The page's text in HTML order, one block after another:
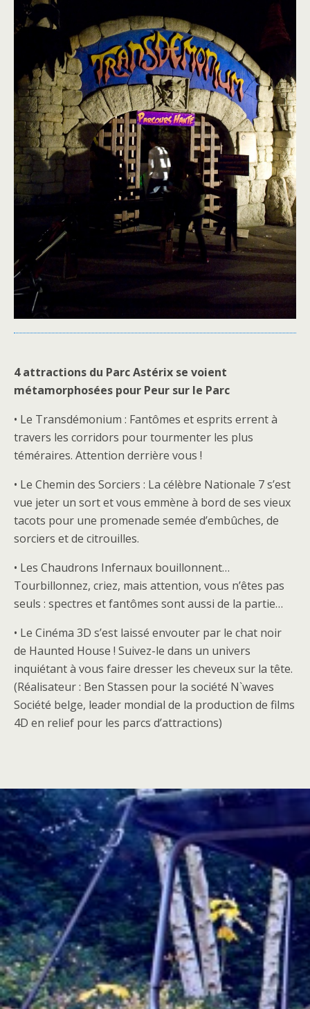
4 attractions du Parc Astérix se voient
métamorphosées pour Peur sur le Parc
• Le Transdémonium : Fantômes et esprits errent à
travers les corridors pour tourmenter les plus
téméraires. Attention derrière vous !
• Le Chemin des Sorciers : La célèbre Nationale 7 s’est
vue jeter un sort et vous emmène à bord de ses vieux
tacots pour une promenade semée d’embûches, de
sorciers et de citrouilles.
• Les Chaudrons Infernaux bouillonnent…
Tourbillonnez, criez, mais attention, vous n’êtes pas
seuls : spectres et fantômes sont aussi de la partie…
• Le Cinéma 3D s’est laissé envouter par le chat noir
de Haunted House ! Suivez-le dans un univers
inquiétant à vous faire dresser les cheveux sur la tête.
(Réalisateur : Ben Stassen pour la société N`waves
Société belge, leader mondial de la production de films
4D en relief pour les parcs d’attractions)